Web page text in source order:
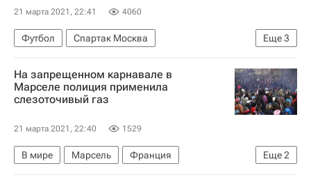
21 марта 2021, 22:41 4060
Еще3
Футбол
Спартак Москва
Локомотив (Москва)
Краснодар
Денис Черышев
На запрещенном карнавале в
Марселе полиция применила
слезоточивый газ
21 марта 2021, 22:40 1529
Еще2
В мире Марсель
Франция
Иль-де-Франс
Приморские Альпы